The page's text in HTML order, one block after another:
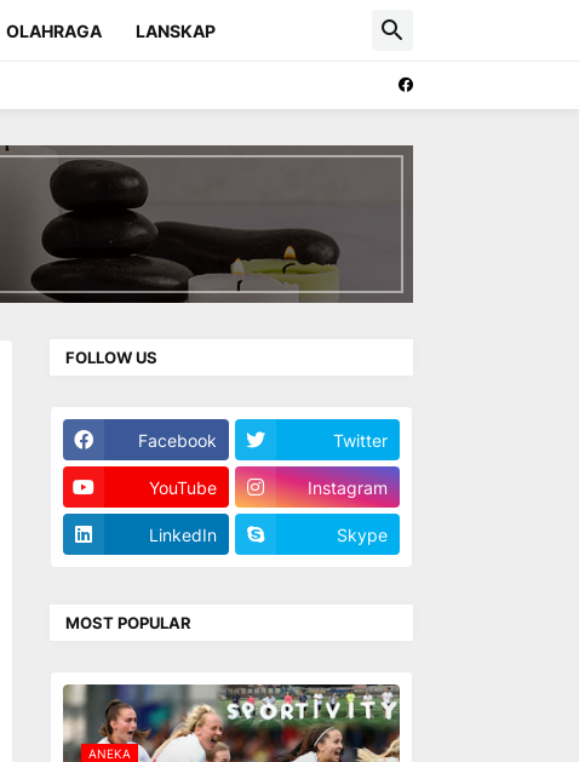
OLAHRAGA LANSKAP
FOLLOW US
Facebook Twitter
YouTube Instagram
LinkedIn Skype
MOST POPULAR
ANEKA